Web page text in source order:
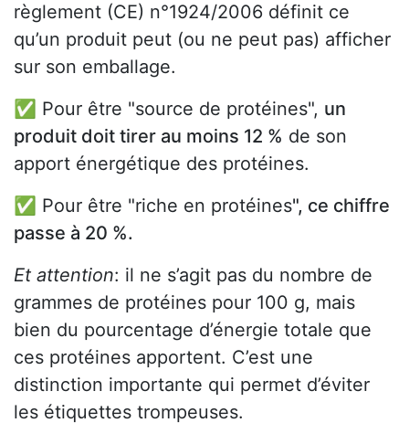
règlement (CE) n°1924/2006 définit ce
qu’un produit peut (ou ne peut pas) afficher
sur son emballage.
✅ Pour être "source de protéines", un
produit doit tirer au moins 12 % de son
apport énergétique des protéines.
✅ Pour être "riche en protéines", ce chiffre
passe à 20 %.
Et attention: il ne s’agit pas du nombre de
grammes de protéines pour 100 g, mais
bien du pourcentage d’énergie totale que
ces protéines apportent. C’est une
distinction importante qui permet d’éviter
les étiquettes trompeuses.